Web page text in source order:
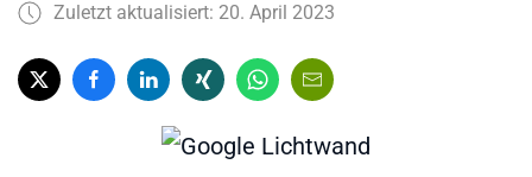
Zuletzt aktualisiert: 20. April 2023